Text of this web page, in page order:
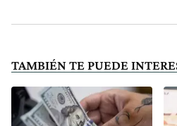
TAMBIÉN TE PUEDE